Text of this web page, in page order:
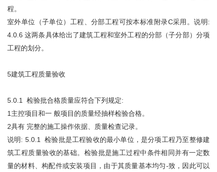
程。
室外单位（子单位）工程、分部工程可按本标准附录C采用。说明:
4.0.6 这两条具体给出了建筑工程和室外工程的分部（子分部）分项
工程的划分。
5建筑工程质量验收
5.0.1 检验批合格质量应符合下列规定:
1主控项目和一 般项目的质量经抽样检验合格。
2具有 完整的施工操作依据、质量检查记录。
说明: 5.0.1 检验批是工程验收的最小单位，是分项工程乃至整修建
筑工程质量验收的基础。检验批是施工过程中条件相同并有一定数
量的材料、构配件或安装项目，由于其质量基本均匀-致，因此可以